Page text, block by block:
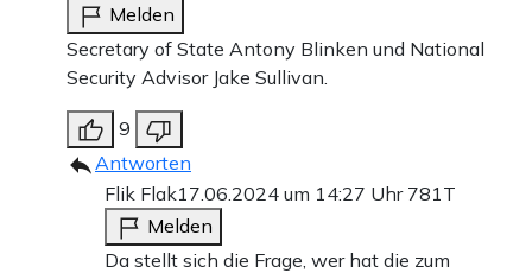
Melden
Secretary of State Antony Blinken und National
Security Advisor Jake Sullivan.
9
Antworten
Flik Flak17.06.2024 um 14:27 Uhr 781T
Melden
Da stellt sich die Frage, wer hat die zum